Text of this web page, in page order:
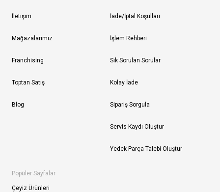
İletişim
Mağazalarımız
Franchising
Toptan Satış
Blog
İade/İptal Koşulları
İşlem Rehberi
Sık Sorulan Sorular
Kolay İade
Sipariş Sorgula
Servis Kaydı Oluştur
Yedek Parça Talebi Oluştur
Popüler Sayfalar
Çeyiz Ürünleri